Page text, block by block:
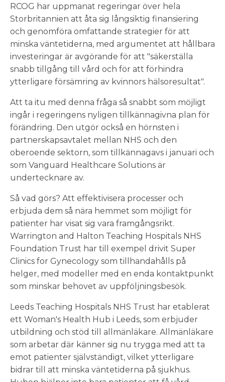
RCOG har uppmanat regeringar över hela
Storbritannien att åta sig långsiktig finansiering
och genomföra omfattande strategier för att
minska väntetiderna, med argumentet att hållbara
investeringar är avgörande för att "säkerställa
snabb tillgång till vård och för att förhindra
ytterligare försämring av kvinnors hälsoresultat".
Att ta itu med denna fråga så snabbt som möjligt
ingår i regeringens nyligen tillkännagivna plan för
förändring. Den utgör också en hörnsten i
partnerskapsavtalet mellan NHS och den
oberoende sektorn, som tillkännagavs i januari och
som Vanguard Healthcare Solutions är
undertecknare av.
Så vad görs? Att effektivisera processer och
erbjuda dem så nära hemmet som möjligt för
patienter har visat sig vara framgångsrikt.
Warrington and Halton Teaching Hospitals NHS
Foundation Trust har till exempel drivit Super
Clinics for Gynecology som tillhandahålls på
helger, med modeller med en enda kontaktpunkt
som minskar behovet av uppföljningsbesök.
Leeds Teaching Hospitals NHS Trust har etablerat
ett Woman's Health Hub i Leeds, som erbjuder
utbildning och stöd till allmänläkare. Allmänläkare
som arbetar där känner sig nu trygga med att ta
emot patienter självständigt, vilket ytterligare
bidrar till att minska väntetiderna på sjukhus.